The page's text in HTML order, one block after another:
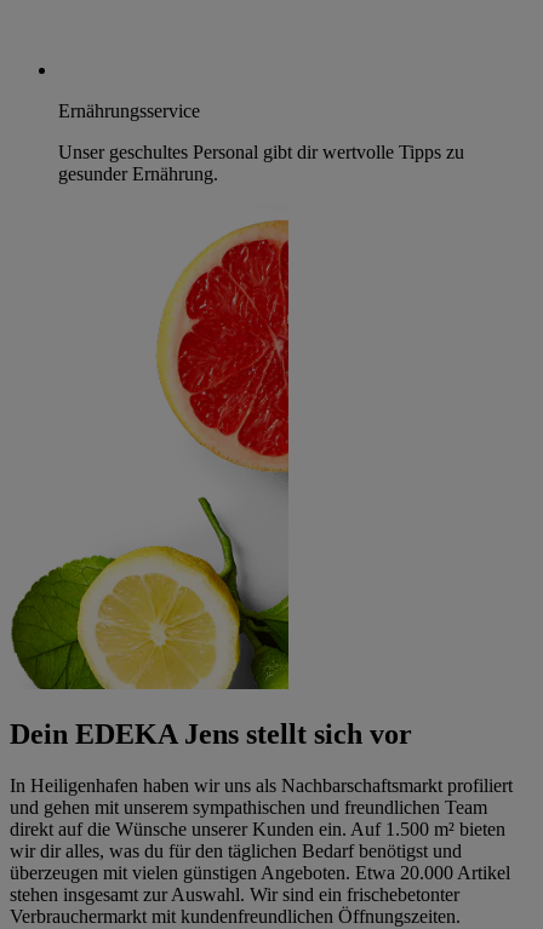
Ernährungsservice
Unser geschultes Personal gibt dir wertvolle Tipps zu
gesunder Ernährung.
Dein EDEKA Jens stellt sich vor
In Heiligenhafen haben wir uns als Nachbarschaftsmarkt profiliert
und gehen mit unserem sympathischen und freundlichen Team
direkt auf die Wünsche unserer Kunden ein. Auf 1.500 m² bieten
wir dir alles, was du für den täglichen Bedarf benötigst und
überzeugen mit vielen günstigen Angeboten. Etwa 20.000 Artikel
stehen insgesamt zur Auswahl. Wir sind ein frischebetonter
Verbrauchermarkt mit kundenfreundlichen Öffnungszeiten.